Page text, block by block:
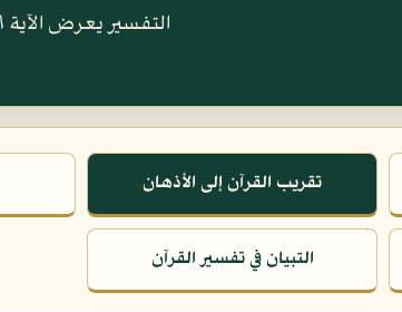
التفسير يعرض الآية ٦
تقريب القرآن إلى الأذهان
التبيان في تفسير القرآن